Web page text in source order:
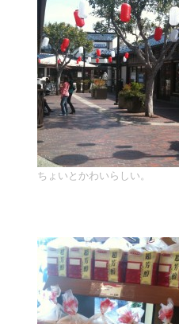
ちょいとかわいらしい。